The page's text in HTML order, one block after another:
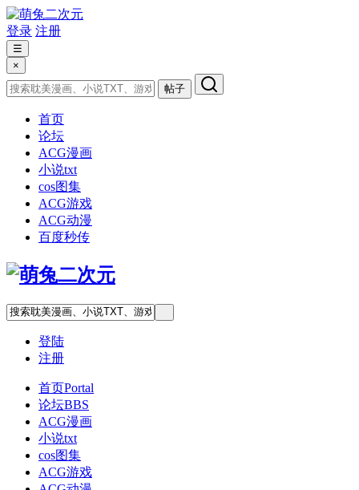
登录 注册
☰
×
帖子
首页
论坛
ACG漫画
小说txt
cos图集
ACG游戏
ACG动漫
百度秒传
登陆
注册
首页Portal
论坛BBS
ACG漫画
小说txt
cos图集
ACG游戏